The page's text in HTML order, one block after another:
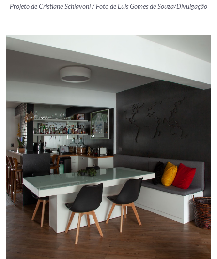
Projeto de Cristiane Schiavoni / Foto de Luis Gomes de Souza/Divulgação